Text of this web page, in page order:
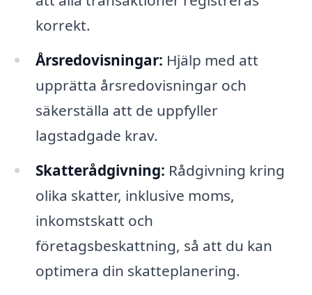
korrekt.
Årsredovisningar: Hjälp med att
upprätta årsredovisningar och
säkerställa att de uppfyller
lagstadgade krav.
Skatterådgivning: Rådgivning kring
olika skatter, inklusive moms,
inkomstskatt och
företagsbeskattning, så att du kan
optimera din skatteplanering.